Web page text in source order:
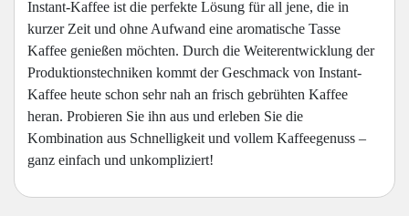
Instant-Kaffee ist die perfekte Lösung für all jene, die in
kurzer Zeit und ohne Aufwand eine aromatische Tasse
Kaffee genießen möchten. Durch die Weiterentwicklung der
Produktionstechniken kommt der Geschmack von Instant-
Kaffee heute schon sehr nah an frisch gebrühten Kaffee
heran. Probieren Sie ihn aus und erleben Sie die
Kombination aus Schnelligkeit und vollem Kaffeegenuss –
ganz einfach und unkompliziert!